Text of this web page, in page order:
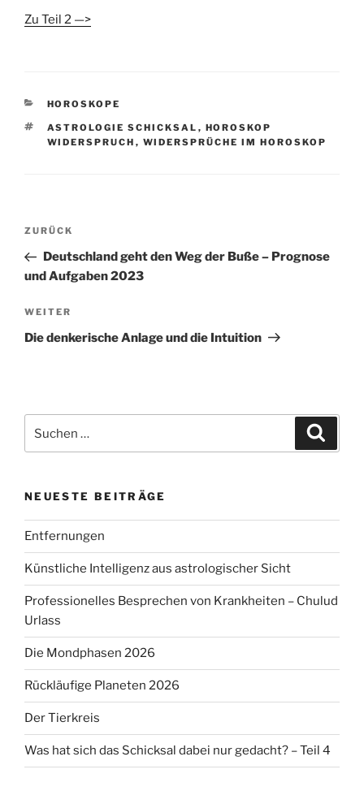
Zu Teil 2 —>
KATEGORIEN
HOROSKOPE
SCHLAGWÖRTER
ASTROLOGIE SCHICKSAL , HOROSKOP
WIDERSPRUCH , WIDERSPRÜCHE IM HOROSKOP
Beitragsnavigation
Vorheriger
Beitrag
ZURÜCK
Deutschland geht den Weg der Buße – Prognose
und Aufgaben 2023
Nächster
Beitrag
WEITER
Die denkerische Anlage und die Intuition
nach:
NEUESTE BEITRÄGE
Entfernungen
Künstliche Intelligenz aus astrologischer Sicht
Professionelles Besprechen von Krankheiten – Chulud
Urlass
Die Mondphasen 2026
Rückläufige Planeten 2026
Der Tierkreis
Was hat sich das Schicksal dabei nur gedacht? – Teil 4